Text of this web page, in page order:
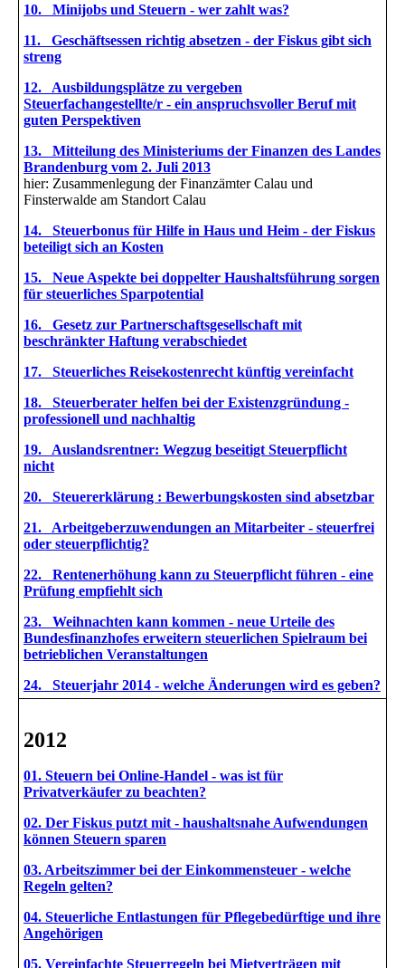
10. Minijobs und Steuern - wer zahlt was?
11. Geschäftsessen richtig absetzen - der Fiskus gibt sich
streng
12. Ausbildungsplätze zu vergeben
Steuerfachangestellte/r - ein anspruchsvoller Beruf mit
guten Perspektiven
13. Mitteilung des Ministeriums der Finanzen des Landes
Brandenburg vom 2. Juli 2013
hier: Zusammenlegung der Finanzämter Calau und
Finsterwalde am Standort Calau
14. Steuerbonus für Hilfe in Haus und Heim - der Fiskus
beteiligt sich an Kosten
15. Neue Aspekte bei doppelter Haushaltsführung sorgen
für steuerliches Sparpotential
16. Gesetz zur Partnerschaftsgesellschaft mit
beschränkter Haftung verabschiedet
17. Steuerliches Reisekostenrecht künftig vereinfacht
18. Steuerberater helfen bei der Existenzgründung -
professionell und nachhaltig
19. Auslandsrentner: Wegzug beseitigt Steuerpflicht
nicht
20. Steuererklärung : Bewerbungskosten sind absetzbar
21. Arbeitgeberzuwendungen an Mitarbeiter - steuerfrei
oder steuerpflichtig?
22. Rentenerhöhung kann zu Steuerpflicht führen - eine
Prüfung empfiehlt sich
23. Weihnachten kann kommen - neue Urteile des
Bundesfinanzhofes erweitern steuerlichen Spielraum bei
betrieblichen Veranstaltungen
24. Steuerjahr 2014 - welche Änderungen wird es geben?
2012
01. Steuern bei Online-Handel - was ist für
Privatverkäufer zu beachten?
02. Der Fiskus putzt mit - haushaltsnahe Aufwendungen
können Steuern sparen
03. Arbeitszimmer bei der Einkommensteuer - welche
Regeln gelten?
04. Steuerliche Entlastungen für Pflegebedürftige und ihre
Angehörigen
05. Vereinfachte Steuerregeln bei Mietverträgen mit